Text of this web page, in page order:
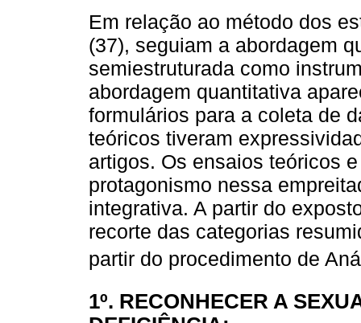
Em relação ao método dos
(37), seguiam a abordagem
semiestruturada como
abordagem quantitativa
formulários para a coleta de
teóricos tiveram
artigos. Os ensaios teóricos
protagonismo nessa
integrativa. A partir do
recorte das categorias
partir do procedimento de
1º. RECONHECER A